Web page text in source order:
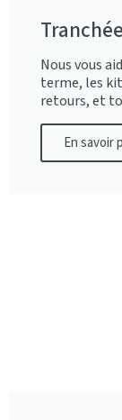
Nous vous
terme, les
retours, et
En savoir